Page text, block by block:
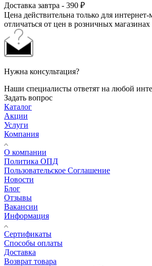
Доставка завтра - 390 ₽
Цена действительна только для
отличаться от цен в розничных магазинах
Нужна консультация?
Наши специалисты ответят на любой
Задать вопрос
Каталог
Акции
Услуги
Компания
О компании
Политика ОПД
Пользовательское Соглашение
Новости
Блог
Отзывы
Вакансии
Информация
Сертификаты
Способы оплаты
Доставка
Возврат товара